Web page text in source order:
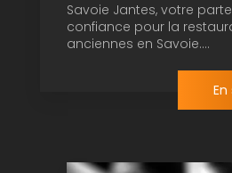
Savoie Jantes, votre
confiance pour la
anciennes en Savoie....